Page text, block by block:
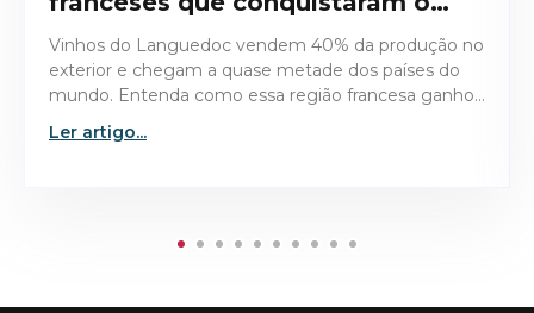
Descubra os detalhes técnicos e históricos que
tornaram o Domaine de la Romanée-Conti 1945 a
garrafa mais valiosa já leiloada no mercado de vinhos
Ler artigo...